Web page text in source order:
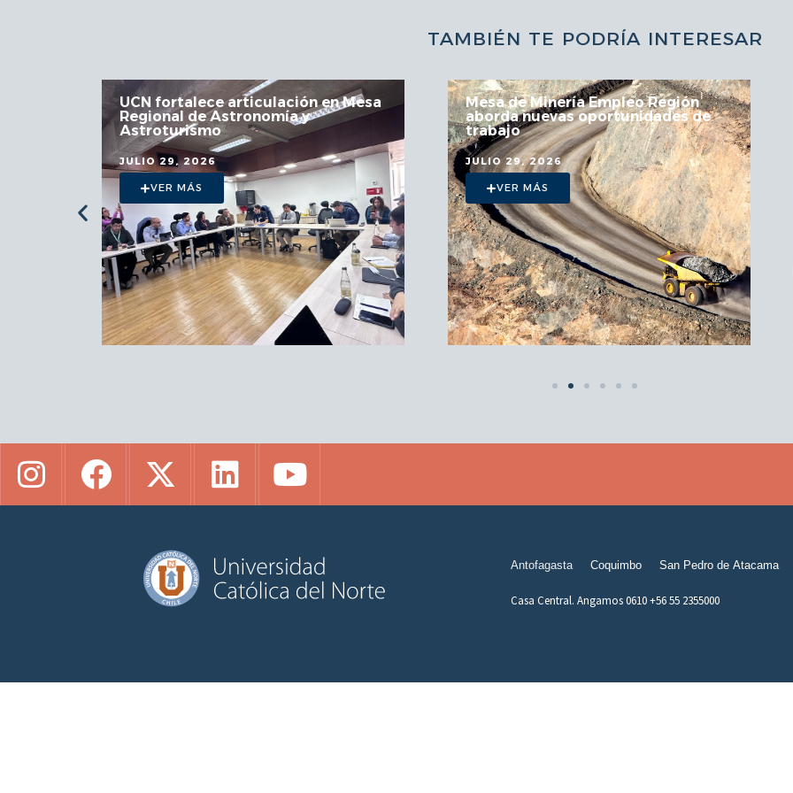
TAMBIÉN TE PODRÍA INTERESAR
UCN fortalece articulación en Mesa
Regional de Astronomía y
Astroturismo
JULIO 29, 2026
VER MÁS
Mesa de Minería Empleo Región
aborda nuevas oportunidades de
trabajo
JULIO 29, 2026
VER MÁS
Antofagasta Coquimbo San Pedro de Atacama
Casa Central. Angamos 0610 +56 55 2355000